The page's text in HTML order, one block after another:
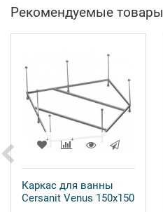
Рекомендуемые товары
Каркас для ванны
Cersanit Venus 150x150